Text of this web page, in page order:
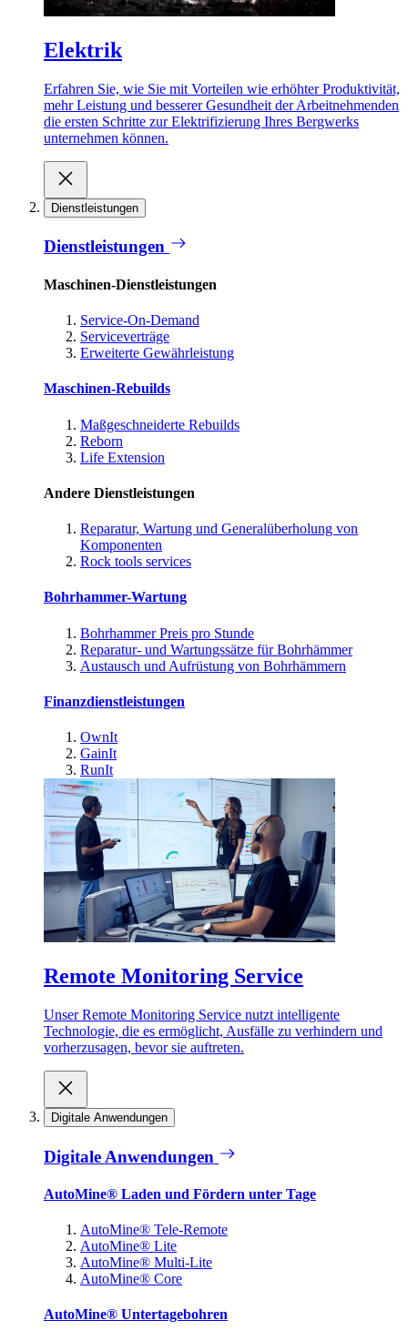
Elektrik
Erfahren Sie, wie Sie mit Vorteilen wie erhöhter Produktivität,
mehr Leistung und besserer Gesundheit der Arbeitnehmenden
die ersten Schritte zur Elektrifizierung Ihres Bergwerks
unternehmen können.
Dienstleistungen
Dienstleistungen
Maschinen-Dienstleistungen
Service-On-Demand
Serviceverträge
Erweiterte Gewährleistung
Maschinen-Rebuilds
Maßgeschneiderte Rebuilds
Reborn
Life Extension
Andere Dienstleistungen
Reparatur, Wartung und Generalüberholung von
Komponenten
Rock tools services
Bohrhammer-Wartung
Bohrhammer Preis pro Stunde
Reparatur- und Wartungssätze für Bohrhämmer
Austausch und Aufrüstung von Bohrhämmern
Finanzdienstleistungen
OwnIt
GainIt
RunIt
Remote Monitoring Service
Unser Remote Monitoring Service nutzt intelligente
Technologie, die es ermöglicht, Ausfälle zu verhindern und
vorherzusagen, bevor sie auftreten.
Digitale Anwendungen
Digitale Anwendungen
AutoMine® Laden und Fördern unter Tage
AutoMine® Tele-Remote
AutoMine® Lite
AutoMine® Multi-Lite
AutoMine® Core
AutoMine® Untertagebohren